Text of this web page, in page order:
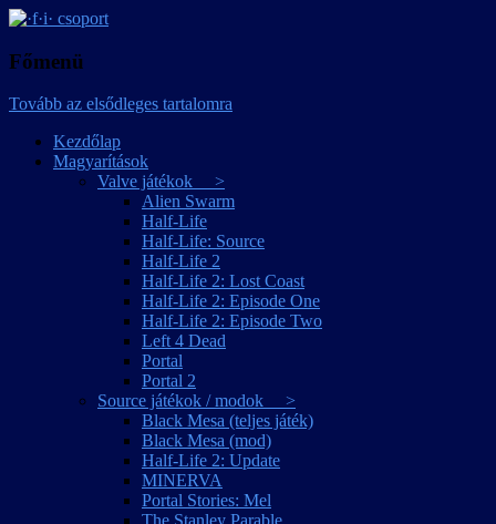
·f·i· csoport
Főmenü
Tovább az elsődleges tartalomra
Kezdőlap
Magyarítások
Valve játékok >
Alien Swarm
Half-Life
Half-Life: Source
Half-Life 2
Half-Life 2: Lost Coast
Half-Life 2: Episode One
Half-Life 2: Episode Two
Left 4 Dead
Portal
Portal 2
Source játékok / modok >
Black Mesa (teljes játék)
Black Mesa (mod)
Half-Life 2: Update
MINERVA
Portal Stories: Mel